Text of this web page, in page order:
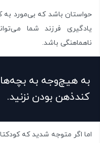
حواستان باشد که بی‌مورد
یادگیری فرزند شما
ناهماهنگی باشد.
به هیچ‌وجه به
کندذهن بودن نزنید.
اما اگر متوجه شدید که